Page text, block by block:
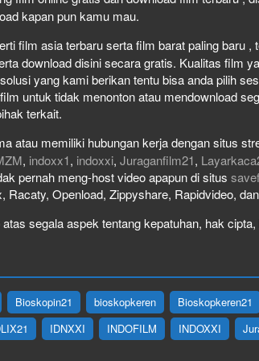
kapan pun kamu mau.
film asia terbaru serta film barat paling baru
download disini secara gratis. Kualitas film
yang kami berikan tentu bisa anda pilih
untuk tidak menonton atau mendownload
terkait.
atau memiliki hubungan kerja dengan situs
, indoxx1, indoxxi, Juraganfilm21,
pernah meng-host video apapun di situs
Openload, Zippyshare, Rapidvideo,
segala aspek tentang kepatuhan, hak
Bioskopin21 bioskopkeren Bioskopkeren21
IDNXXI INDOFILM INDOXXI